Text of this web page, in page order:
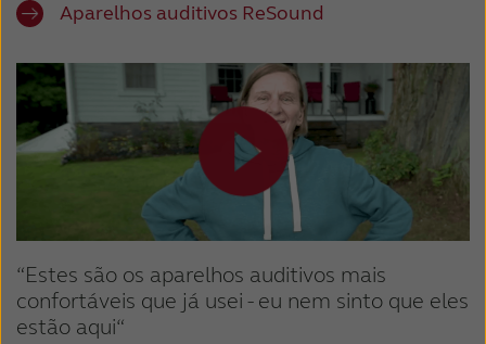
Aparelhos auditivos ReSound
“Estes são os aparelhos auditivos mais
confortáveis que já usei - eu nem sinto que eles
estão aqui“